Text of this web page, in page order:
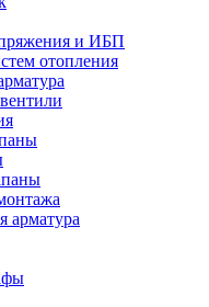
и ИБП
отопления
арматура